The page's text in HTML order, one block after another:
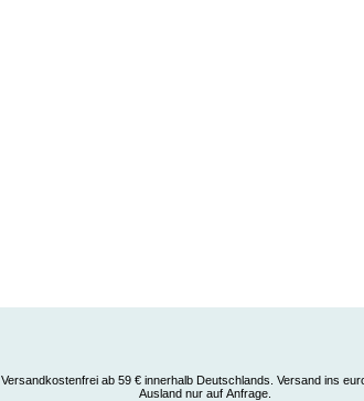
Versandkostenfrei ab 59 € innerhalb Deutschlands. Versand ins
Ausland nur auf Anfrage.